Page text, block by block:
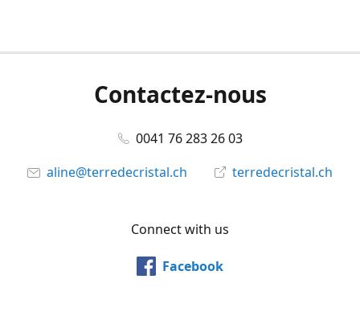
Contactez-nous
0041 76 283 26 03
aline@terredecristal.ch
terredecristal.ch
Connect with us
Facebook